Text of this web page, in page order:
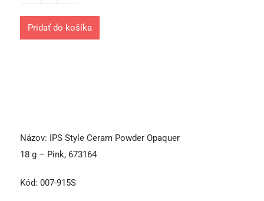
Pridať do košíka
Názov: IPS Style Ceram Powder Opaquer
18 g – Pink, 673164
Kód: 007-915S